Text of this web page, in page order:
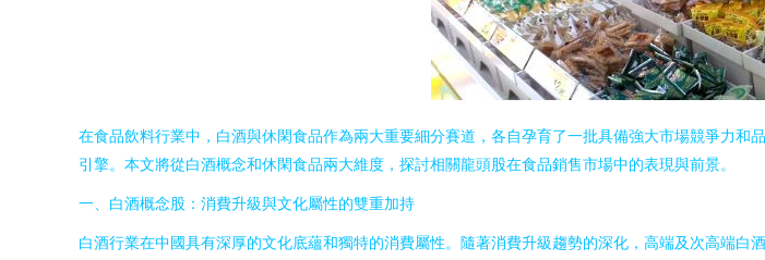
在食品飲料行業中，白酒與休閑食品作為兩大重要細分賽道，各自孕育了一批具備強大市場競爭力
引擎。本文將從白酒概念和休閑食品兩大維度，探討相關龍頭股在食品銷售市場中的表現與前景。
一、白酒概念股：消費升級與文化屬性的雙重加持
白酒行業在中國具有深厚的文化底蘊和獨特的消費屬性。隨著消費升級趨勢的深化，高端及次高端